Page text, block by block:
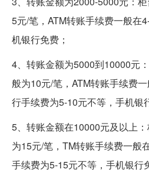
5元/笔，ATM转账手续费一般在
机银行免费；
4、转账金额为5000到10000元
般为10元/笔，ATM转账手续费
行手续费为5-10元不等，手机银
5、转账金额在10000元及以上
为15元/笔，TM转账手续费一般
手续费为5-15元不等，手机银行